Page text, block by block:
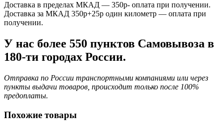
Доставка в пределах МКАД — 350р- оплата при получении.
Доставка за МКАД 350р+25р один километр — оплата при
получении.
У нас более 550 пунктов Самовывоза в
180-ти городах России.
Отправка по России транспортными компаниями или через
пункты выдачи товаров, происходит только после 100%
предоплаты.
Похожие товары